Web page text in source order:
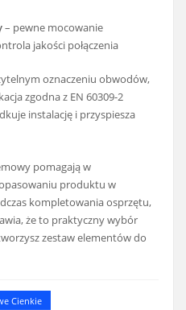
– pewne mocowanie
jakości połączenia
oznaczeniu obwodów,
zgodna z EN 60309-2
instalację i przyspiesza
pomagają w
produktu w
kompletowania osprzętu,
że to praktyczny wybór
zestaw elementów do
Cienkie